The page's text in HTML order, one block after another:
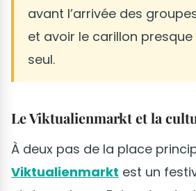
avant l’arrivée des
et avoir le carillon
seul.
Le Viktualienmarkt et la
À deux pas de la place
Viktualienmarkt est un